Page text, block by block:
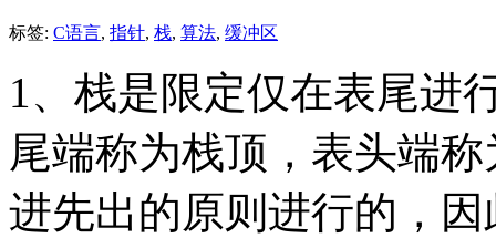
标签: C语言, 指针, 栈, 算法, 缓冲区
1、栈是限定仅在表尾进
尾端称为栈顶，表头端
进先出的原则进行的，